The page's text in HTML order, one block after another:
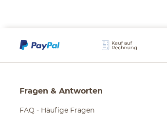
Fragen & Antworten
FAQ - Häufige Fragen